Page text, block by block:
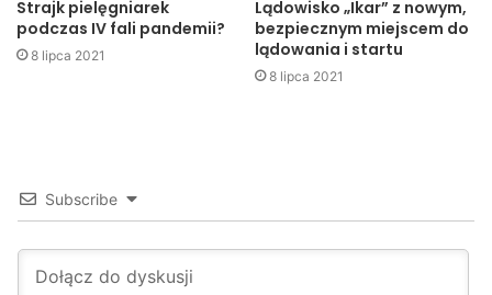
wyczynowa taczkami, rzuty lotkami, bieg na szczudłach,
kręgle, bieg tyłem.
Strajk pielęgniarek
podczas IV fali pandemii?
8 lipca 2021
Lądowisko „Ikar” z nowym,
bezpiecznym miejscem do
lądowania i startu
8 lipca 2021
Subscribe